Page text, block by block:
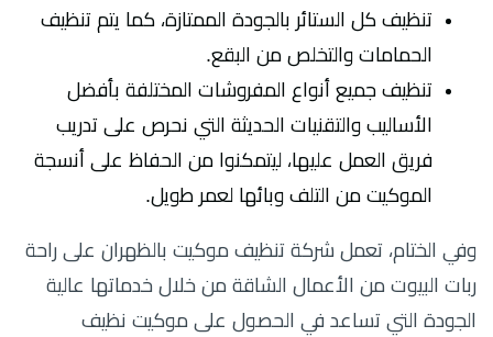
تنظيف كل الستائر بالجودة الممتازة، كما يتم تنظيف
الحمامات والتخلص من البقع.
تنظيف جميع أنواع المفروشات المختلفة بأفضل
الأساليب والتقنيات الحديثة التي نحرص على تدريب
فريق العمل عليها، ليتمكنوا من الحفاظ على أنسجة
الموكيت من التلف وبائها لعمر طويل.
وفي الختام، تعمل شركة تنظيف موكيت بالظهران على راحة
ربات البيوت من الأعمال الشاقة من خلال خدماتها عالية
الجودة التي تساعد في الحصول على موكيت نظيف